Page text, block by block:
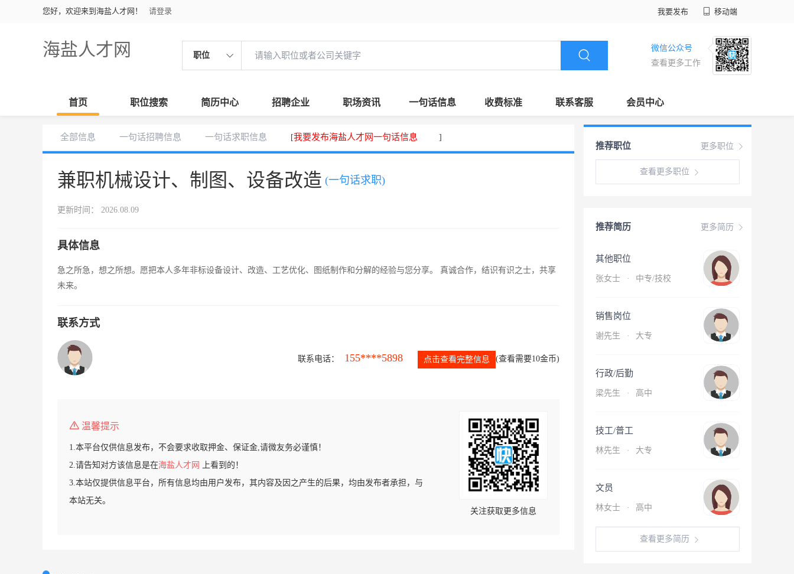
您好，欢迎来到海盐人才网！ 请登录 我要发布 移动端
海盐人才网 职位
微信公众号
查看更多工作
首页 职位搜索 简历中心 招聘企业 职场资讯 一句话信息 收费标准 联系客服 会员中心
全部信息 一句话招聘信息 一句话求职信息 [我要发布海盐人才网一句话信息 ]
兼职机械设计、制图、设备改造 (一句话求职)
更新时间： 2026.08.09
具体信息
急之所急，想之所想。愿把本人多年非标设备设计、改造、工艺优化、图纸制作和分解的经验与您分享。 真诚合作，结识有识之士，共享
未来。
联系方式
联系电话： 155****5898 点击查看完整信息 (查看需要10金币)
温馨提示
1.本平台仅供信息发布，不会要求收取押金、保证金,请微友务必谨慎！
2.请告知对方该信息是在海盐人才网
上看到的！
3.本站仅提供信息平台，所有信息均由用户发布，其内容及因之产生的后果，均由发布者承担，与
本站无关。
关注获取更多信息
更多职位
推荐职位
查看更多职位
更多简历
推荐简历
其他职位
张女士 · 中专/技校
销售岗位
谢先生 · 大专
行政/后勤
梁先生 · 高中
技工/普工
林先生 · 大专
文员
林女士 · 高中
查看更多简历